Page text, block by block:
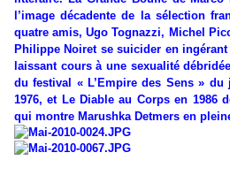
l’image décadente de la sélection
quatre amis, Ugo Tognazzi, Michel
Philippe Noiret se suicider en
laissant cours à une sexualité
du festival « L’Empire des Sens » du
1976, et Le Diable au Corps en 1986
qui montre Marushka Detmers en